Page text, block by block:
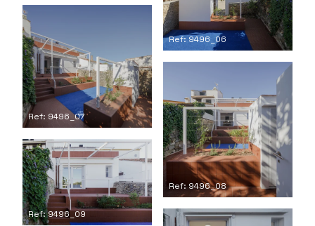
Ref: 9496_06
Ref: 9496_07
Ref: 9496_08
Ref: 9496_09